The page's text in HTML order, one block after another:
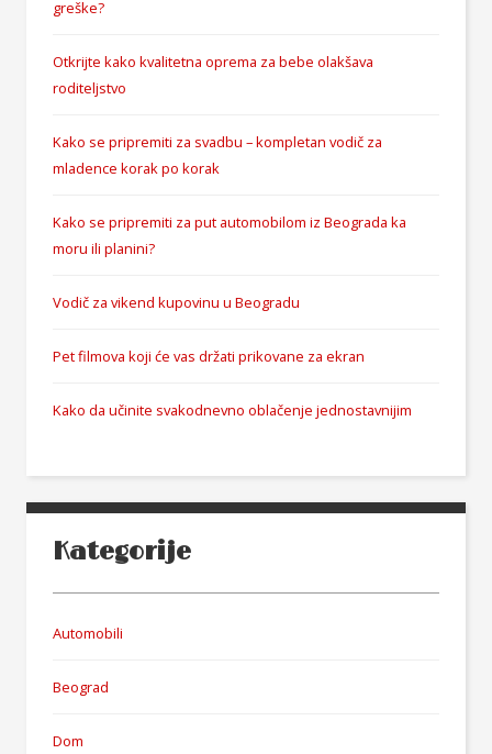
greške?
Otkrijte kako kvalitetna oprema za bebe olakšava
roditeljstvo
Kako se pripremiti za svadbu – kompletan vodič za
mladence korak po korak
Kako se pripremiti za put automobilom iz Beograda ka
moru ili planini?
Vodič za vikend kupovinu u Beogradu
Pet filmova koji će vas držati prikovane za ekran
Kako da učinite svakodnevno oblačenje jednostavnijim
Kategorije
Automobili
Beograd
Dom